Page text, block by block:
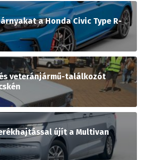
a Honda Civic Type R-
veteránjármű-találkozót
újít a Multivan